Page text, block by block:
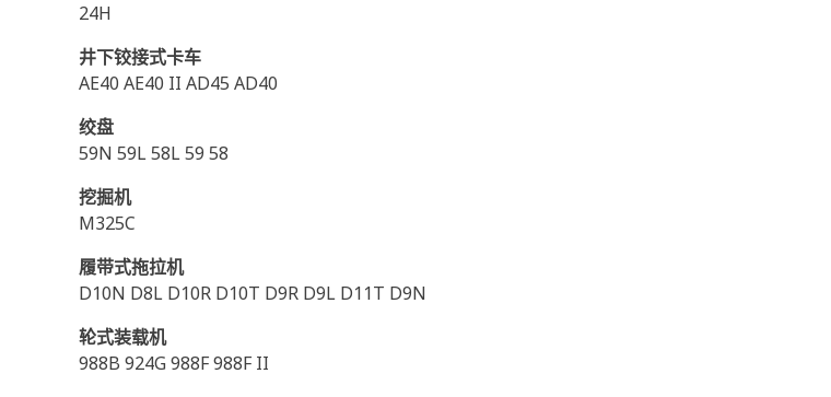
24H
井下铰接式卡车
AE40 AE40 II AD45 AD40
绞盘
59N 59L 58L 59 58
挖掘机
M325C
履带式拖拉机
D10N D8L D10R D10T D9R D9L D11T D9N
轮式装载机
988B 924G 988F 988F II